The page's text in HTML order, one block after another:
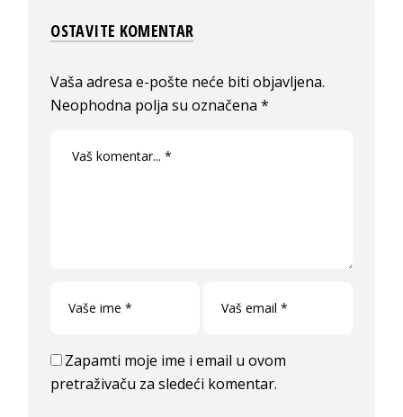
OSTAVITE KOMENTAR
Vaša adresa e-pošte neće biti objavljena.
Neophodna polja su označena*
Zapamti moje ime i email u ovom
pretraživaču za sledeći komentar.